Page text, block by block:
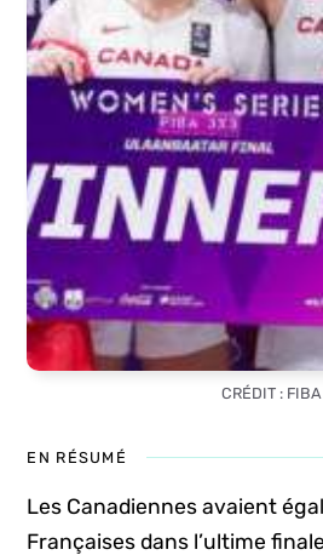
CRÉDIT : FIBA
EN RÉSUMÉ
Les Canadiennes avaient
Françaises dans l’ultime